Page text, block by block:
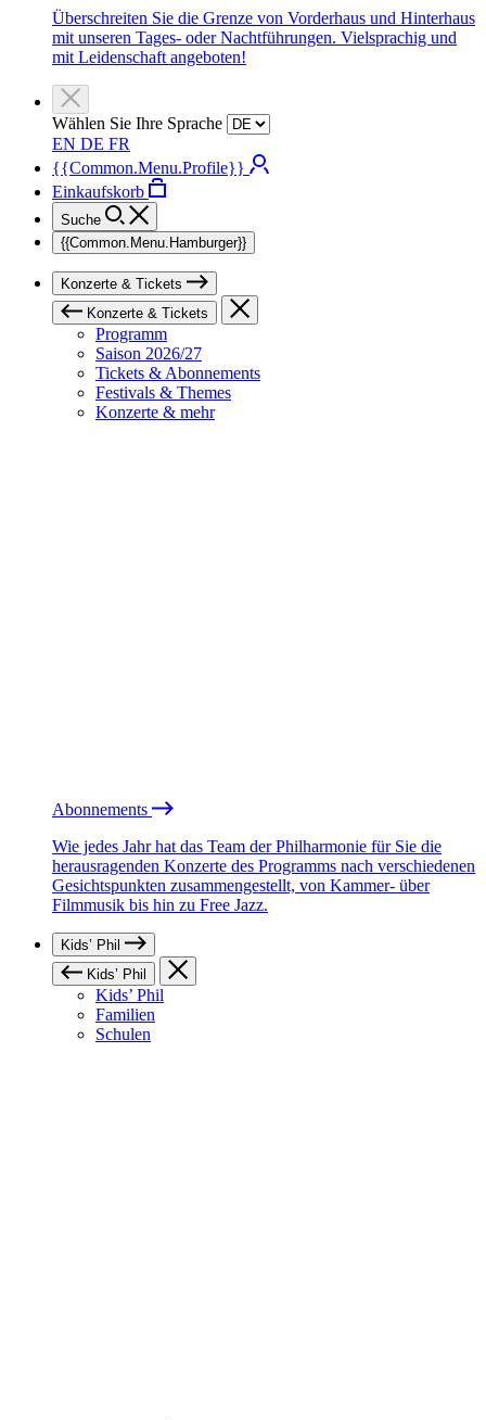
Überschreiten Sie die Grenze von Vorderhaus und Hinterhaus
mit unseren Tages- oder Nachtführungen. Vielsprachig und
mit Leidenschaft angeboten!
Wählen Sie Ihre Sprache
EN DE FR
{{Common.Menu.Profile}}
Einkaufskorb
Suche
{{Common.Menu.Hamburger}}
Konzerte & Tickets
Konzerte & Tickets
Programm
Saison 2026/27
Tickets & Abonnements
Festivals & Themes
Konzerte & mehr
Abonnements
Wie jedes Jahr hat das Team der Philharmonie für Sie die
herausragenden Konzerte des Programms nach verschiedenen
Gesichtspunkten zusammengestellt, von Kammer- über
Filmmusik bis hin zu Free Jazz.
Kids’ Phil
Kids’ Phil
Kids’ Phil
Familien
Schulen